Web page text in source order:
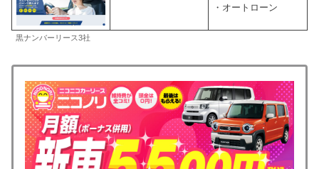
・オートローン
黒ナンバーリース3社